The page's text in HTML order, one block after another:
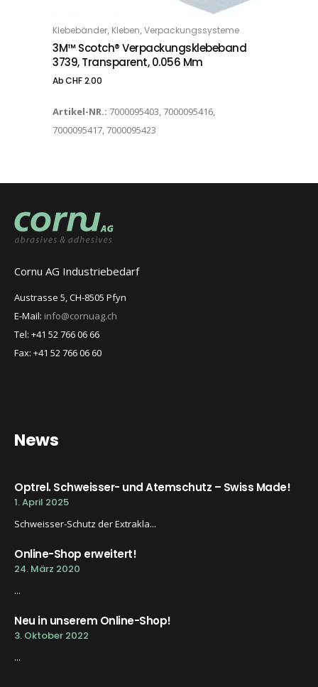
OPTIONS
Klebebänder, Kleben,Verpackungssysteme
3M™ Scotch® Verpackungsklebeband
3739, Transparent, 0.056 Mm
AbCHF2.00
Artikel-NR.: 7000095403, 7000095416,
7000095417, 7000095423
Cornu AG Industriebedarf
Austrasse 5, CH-8505 Pfyn
E-Mail: info@cornuag.ch
Tel: +41 52 766 06 66
Fax: +41 52 766 06 60
News
Optrel. Schweisser- und Atemschutz – Swiss Made!
1. April 2025
Schweisser-Schutz der Extrakla...
Online-Shop erweitert!
24. März 2020
...
Neu in unserem Online-Shop!
3. Oktober 2022
...